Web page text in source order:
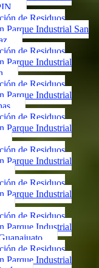
de Residuos
Parque Industrial San
de Residuos
Parque Industrial
de Residuos
Parque Industrial
de Residuos
Parque Industrial
de Residuos
Parque Industrial
de Residuos
Parque Industrial
de Residuos
Parque Industrial
de Residuos
Parque Industrial